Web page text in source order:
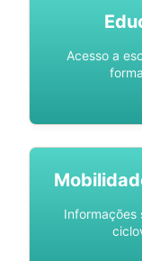
Acesso a
Informações